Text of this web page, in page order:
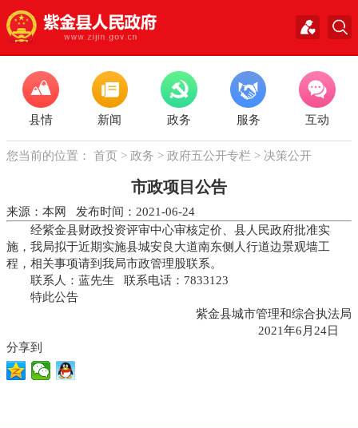
县情 新闻 政务 服务 互动
您当前的位置： 首页 > 政务 > 政府五公开专栏 > 决策公开
市政项目公告
来源：本网 发布时间：2021-06-24
经紫金县财政投资评审中心审核定价、县人民政府批准实
施，我局拟于近期实施县城安良大道南东侧人行道边景观墙工
程，相关事项请到我局市政管理股联系。
联系人：蓝先生 联系电话：7833123
特此公告
紫金县城市管理和综合执法局
2021年6月24日
分享到